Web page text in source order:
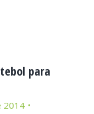
para
2014